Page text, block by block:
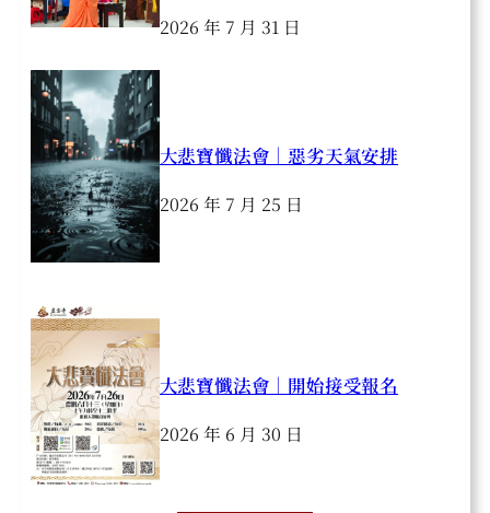
2026 年 7 月 31 日
大悲寶懺法會｜惡劣天氣安排
2026 年 7 月 25 日
大悲寶懺法會｜開始接受報名
2026 年 6 月 30 日